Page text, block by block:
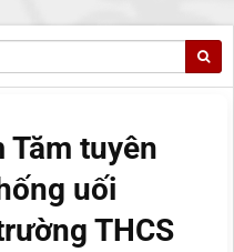
Tăm tuyên
uối
THCS